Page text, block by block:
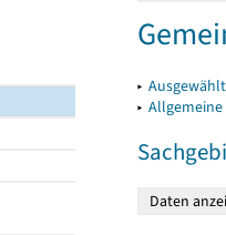
▸
▸